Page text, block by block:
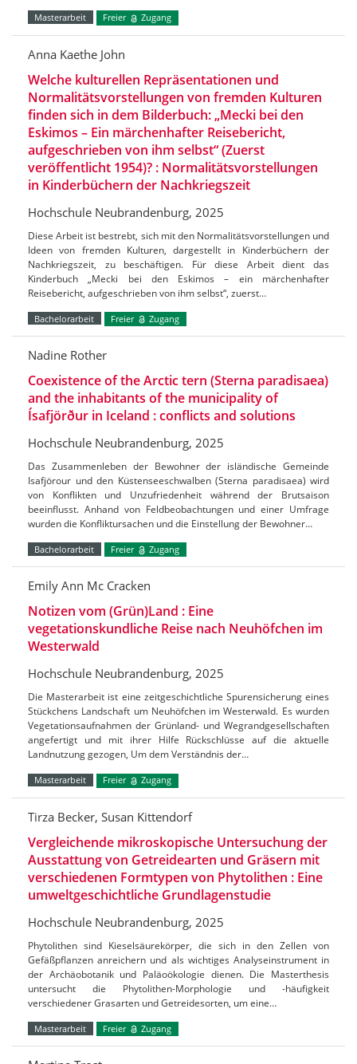
Masterarbeit Freier Zugang
Anna Kaethe John
Welche kulturellen Repräsentationen und
Normalitätsvorstellungen von fremden Kulturen
finden sich in dem Bilderbuch: „Mecki bei den
Eskimos – Ein märchenhafter Reisebericht,
aufgeschrieben von ihm selbst“ (Zuerst
veröffentlicht 1954)? : Normalitätsvorstellungen
in Kinderbüchern der Nachkriegszeit
Hochschule Neubrandenburg, 2025
Diese Arbeit ist bestrebt, sich mit den Normalitätsvorstellungen und
Ideen von fremden Kulturen, dargestellt in Kinderbüchern der
Nachkriegszeit, zu beschäftigen. Für diese Arbeit dient das
Kinderbuch „Mecki bei den Eskimos – ein märchenhafter
Reisebericht, aufgeschrieben von ihm selbst“, zuerst…
Bachelorarbeit Freier Zugang
Nadine Rother
Coexistence of the Arctic tern (Sterna paradisaea)
and the inhabitants of the municipality of
Ísafjörður in Iceland : conflicts and solutions
Hochschule Neubrandenburg, 2025
Das Zusammenleben der Bewohner der isländische Gemeinde
Isafjörour und den Küstenseeschwalben (Sterna paradisaea) wird
von Konflikten und Unzufriedenheit während der Brutsaison
beeinflusst. Anhand von Feldbeobachtungen und einer Umfrage
wurden die Konfliktursachen und die Einstellung der Bewohner…
Bachelorarbeit Freier Zugang
Emily Ann Mc Cracken
Notizen vom (Grün)Land : Eine
vegetationskundliche Reise nach Neuhöfchen im
Westerwald
Hochschule Neubrandenburg, 2025
Die Masterarbeit ist eine zeitgeschichtliche Spurensicherung eines
Stückchens Landschaft um Neuhöfchen im Westerwald. Es wurden
Vegetationsaufnahmen der Grünland- und Wegrandgesellschaften
angefertigt und mit ihrer Hilfe Rückschlüsse auf die aktuelle
Landnutzung gezogen, Um dem Verständnis der…
Masterarbeit Freier Zugang
Tirza Becker, Susan Kittendorf
Vergleichende mikroskopische Untersuchung der
Ausstattung von Getreidearten und Gräsern mit
verschiedenen Formtypen von Phytolithen : Eine
umweltgeschichtliche Grundlagenstudie
Hochschule Neubrandenburg, 2025
Phytolithen sind Kieselsäurekörper, die sich in den Zellen von
Gefäßpflanzen anreichern und als wichtiges Analyseinstrument in
der Archäobotanik und Paläoökologie dienen. Die Masterthesis
untersucht die Phytolithen-Morphologie und -häufigkeit
verschiedener Grasarten und Getreidesorten, um eine…
Masterarbeit Freier Zugang